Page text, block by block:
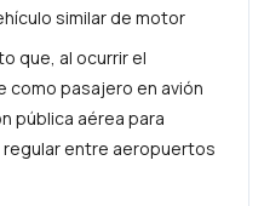
similar de motor
que, al ocurrir el
como pasajero en avión
pública aérea para
entre aeropuertos